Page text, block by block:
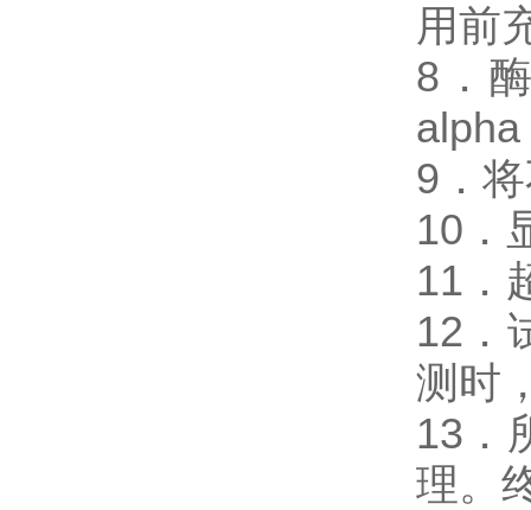
用前
8．
9．
10．
11．
12．
测时
13．
理。